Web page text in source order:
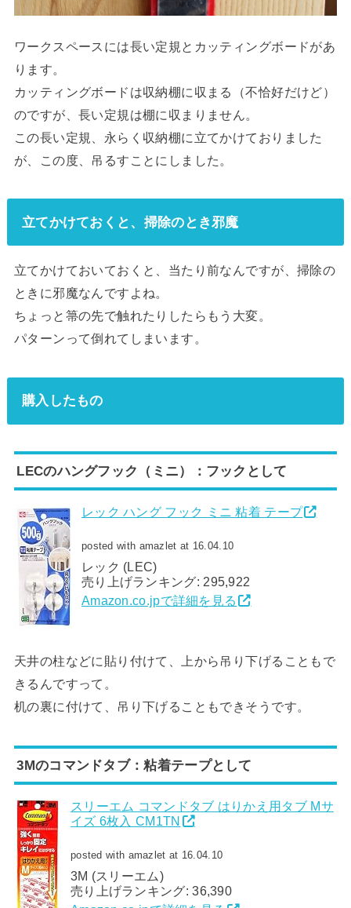
ワークスペースには長い定規とカッティングボードがあ
ります。
カッティングボードは収納棚に収まる（不恰好だけど）
のですが、長い定規は棚に収まりません。
この長い定規、永らく収納棚に立てかけておりました
が、この度、吊るすことにしました。
立てかけておくと、掃除のとき邪魔
立てかけておいておくと、当たり前なんですが、掃除の
ときに邪魔なんですよね。
ちょっと箒の先で触れたりしたらもう大変。
パターンって倒れてしまいます。
購入したもの
LECのハングフック（ミニ）：フックとして
レック ハング フック ミニ 粘着 テープ
posted with amazlet at 16.04.10
レック (LEC)
売り上げランキング: 295,922
Amazon.co.jpで詳細を見る
天井の柱などに貼り付けて、上から吊り下げることもで
きるんですって。
机の裏に付けて、吊り下げることもできそうです。
3Mのコマンドタブ：粘着テープとして
スリーエム コマンドタブ はりかえ用タブ Mサ
イズ 6枚入 CM1TN
posted with amazlet at 16.04.10
3M (スリーエム)
売り上げランキング: 36,390